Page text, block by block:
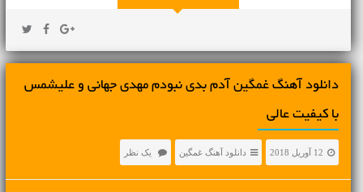
دانلود آهنگ غمگین آدم بدی نبودم مهدی جهانی و علیشمس
با کیفیت عالی
12 آوریل 2018 دانلود آهنگ غمگین یک نظر